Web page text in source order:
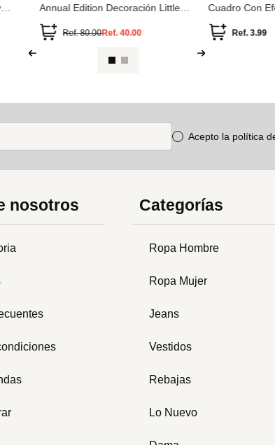
Annual Edition Decoración Little
Ref.80.00Ref.40.00
Cuadro Con
Ref.3.99
Acepto la política
nosotros Categorías
Ropa Hombre
Ropa Mujer
Jeans
Vestidos
Rebajas
Lo Nuevo